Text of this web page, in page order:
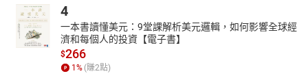
台中人，台灣師範大學音樂系畢，精通英法語。以青年小提琴家身
分參與世界各地演出，同時也身兼演員、主持人，現在則又多了一
項作家的光環，積極拓展斜槓人生。
身為一個常常爆衝的牡羊女孩，從小就不是個循規蹈矩的孩子，生
長在音樂世家，卻懷有反叛的精神，想要跳脫音樂領域。學習小提
4
一本書讀懂美元：9堂課解析美元邏輯，如何影響全球經
濟和每個人的投資【電子書】
$266
1 % (賺2點)